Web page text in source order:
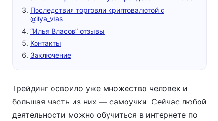
Последствия торговли криптовалютой с
@ilya_vIas
“Илья Власов” отзывы
Контакты
Заключение
Трейдинг освоило уже множество человек и
большая часть из них — самоучки. Сейчас любой
деятельности можно обучиться в интернете по